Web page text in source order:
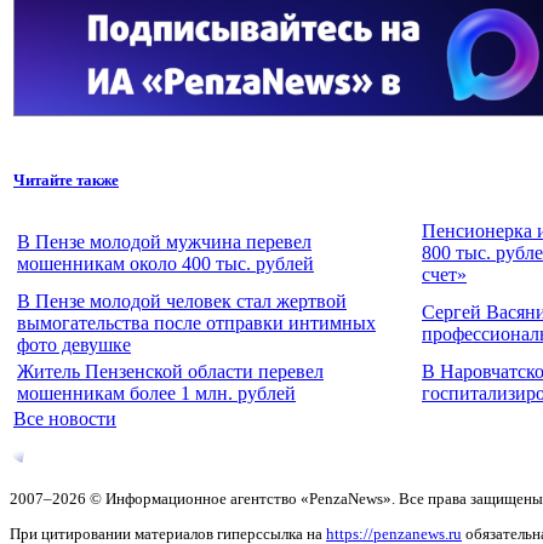
Читайте также
В Пензе молодой мужчина перевел
мошенникам около 400 тыс. рублей
Пенсионерка
800 тыс.
счет»
В Пензе молодой человек стал жертвой
вымогательства после отправки интимных
фото девушке
Сергей
Житель Пензенской области перевел
мошенникам более 1 млн. рублей
В
Все новости
2007–2026 © Информационное агентство «PenzaNews». Все права
При цитировании материалов гиперссылка на https://penzanews.ru